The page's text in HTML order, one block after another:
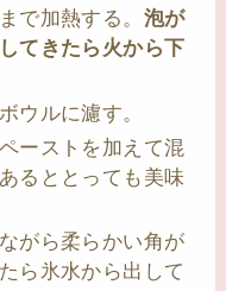
で加熱する。 泡が
てきたら火から下
ウルに濾す。
ーストを加えて混
るととっても美味
がら柔らかい角が
ら氷水から出して